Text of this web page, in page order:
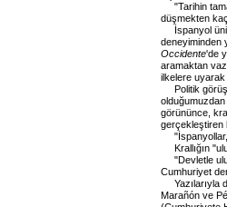
"Tarihin
düşmekten
İspanyol
deneyiminden
Occidente'de
aramaktan
ilkelere
Politik
olduğumuzdan
görününce,
gerçekleştiren
Krallığın
"Devletle
Cumhuriyet
Yazılarıyla
Marañón ve